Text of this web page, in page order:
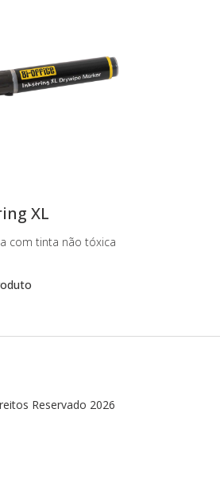
XL
com tinta não tóxica
Reservado 2026